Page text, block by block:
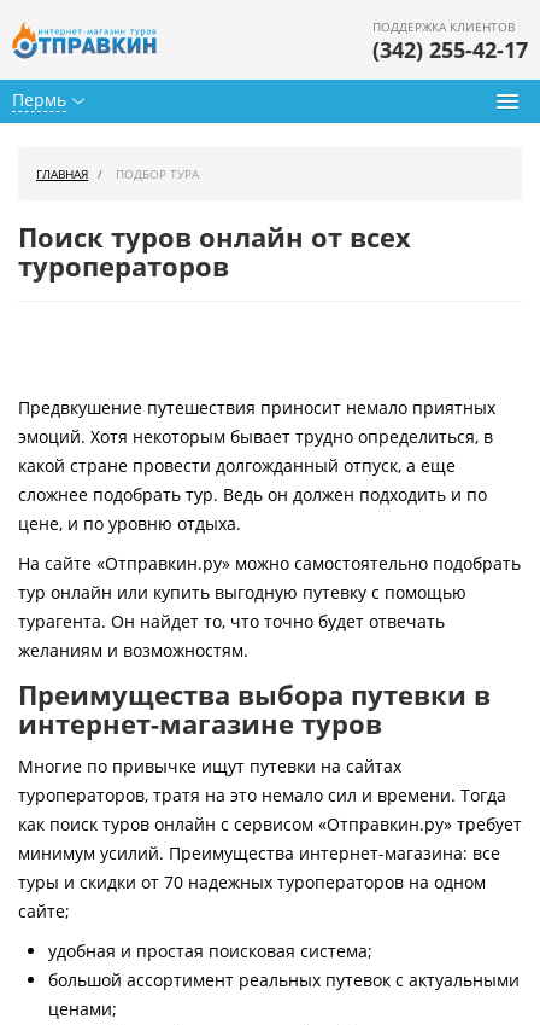
Пермь
ПОДДЕРЖКА КЛИЕНТОВ
(342) 255-42-17
Горящие туры
Страны
Как купить
Контакты
ГЛАВНАЯ ПОДБОР ТУРА
Поиск туров онлайн от всех
туроператоров
Предвкушение путешествия приносит немало приятных
эмоций. Хотя некоторым бывает трудно определиться, в
какой стране провести долгожданный отпуск, а еще
сложнее подобрать тур. Ведь он должен подходить и по
цене, и по уровню отдыха.
На сайте «Отправкин.ру» можно самостоятельно подобрать
тур онлайн или купить выгодную путевку с помощью
турагента. Он найдет то, что точно будет отвечать
желаниям и возможностям.
Преимущества выбора путевки в
интернет-магазине туров
Многие по привычке ищут путевки на сайтах
туроператоров, тратя на это немало сил и времени. Тогда
как поиск туров онлайн с сервисом «Отправкин.ру» требует
минимум усилий. Преимущества интернет-магазина: все
туры и скидки от 70 надежных туроператоров на одном
сайте;
удобная и простая поисковая система;
большой ассортимент реальных путевок с актуальными
ценами;